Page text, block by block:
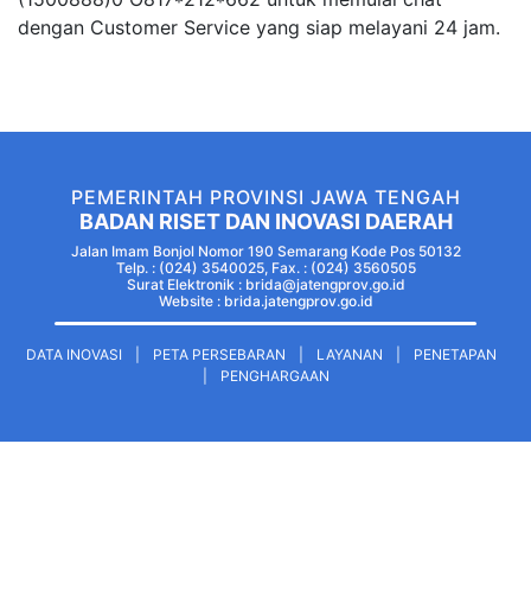
dengan Customer Service yang siap melayani 24 jam.
PEMERINTAH PROVINSI JAWA TENGAH
BADAN RISET DAN INOVASI DAERAH
Jalan Imam Bonjol Nomor 190 Semarang Kode Pos 50132
Telp. : (024) 3540025, Fax. : (024) 3560505
Surat Elektronik : brida@jatengprov.go.id
Website : brida.jatengprov.go.id
DATA INOVASI PETA PERSEBARAN LAYANAN
PENETAPAN
PENGHARGAAN